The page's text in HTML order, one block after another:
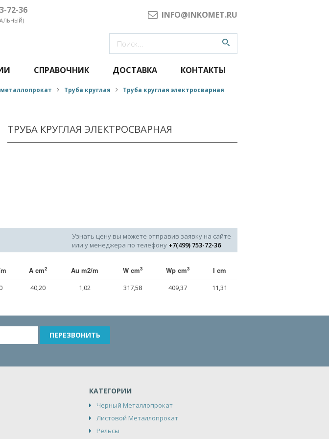
72-36 INFO@INKOMET.RU
СПРАВОЧНИК ДОСТАВКА КОНТАКТЫ
Труба круглая
Труба круглая электросварная
ТРУБА КРУГЛАЯ ЭЛЕКТРОСВАРНАЯ
Узнать цену вы можете отправив заявку на сайте
или у менеджера по телефону +7(499) 753-72-36
A cm2 Au m2/m W cm3 Wp cm3 I cm
40,20 1,02 317,58 409,37 11,31
КАТЕГОРИИ
Черный Металлопрокат
Листовой Металлопрокат
Рельсы